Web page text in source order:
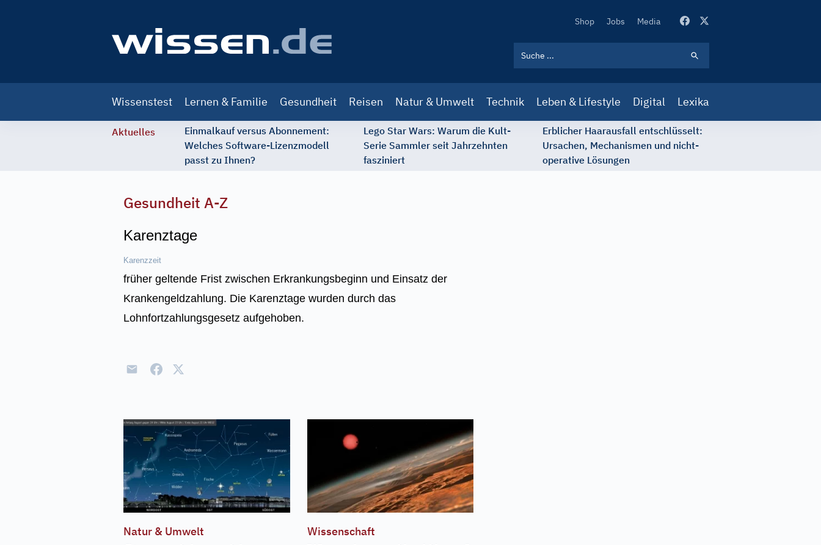
Secondary
Shop Jobs Media
navigation
Wissenstest Lernen & Familie Gesundheit Reisen Natur & Umwelt Technik Leben & Lifestyle Digital Lexika
Aktuelles
Einmalkauf versus Abonnement:
Welches Software-Lizenzmodell
passt zu Ihnen?
Lego Star Wars: Warum die Kult-
Serie Sammler seit Jahrzehnten
fasziniert
Erblicher Haarausfall entschlüsselt:
Ursachen, Mechanismen und nicht-
operative Lösungen
Gesundheit A-Z
Karenztage
Karenzzeit
früher geltende Frist zwischen Erkrankungsbeginn und Einsatz der
Krankengeldzahlung. Die Karenztage wurden durch das
Lohnfortzahlungsgesetz aufgehoben.
Natur & Umwelt Wissenschaft